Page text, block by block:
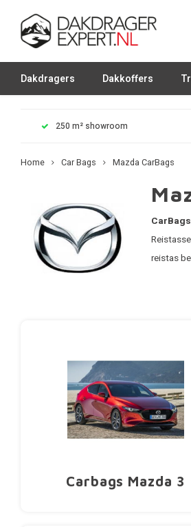
Dakdragers Dakkoffers
250 m² showroom
Home Car Bags Mazda CarBags
reistas
Carbags Mazda 3